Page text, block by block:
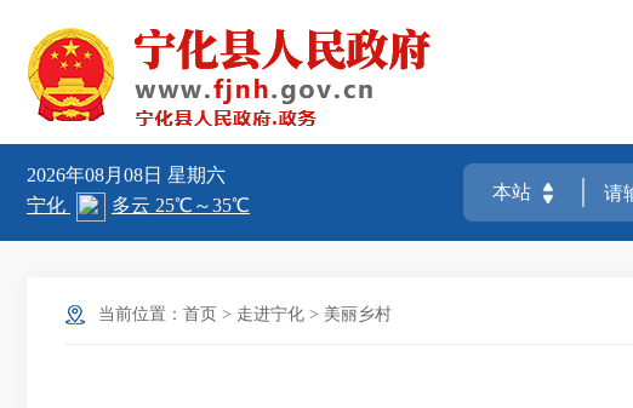
2026年08月08日 星期六
当前位置： 首页 > 走进宁化 > 美丽乡村